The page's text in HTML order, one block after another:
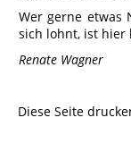
Wer gerne etwas
sich lohnt, ist hier
Renate Wagner
Diese Seite